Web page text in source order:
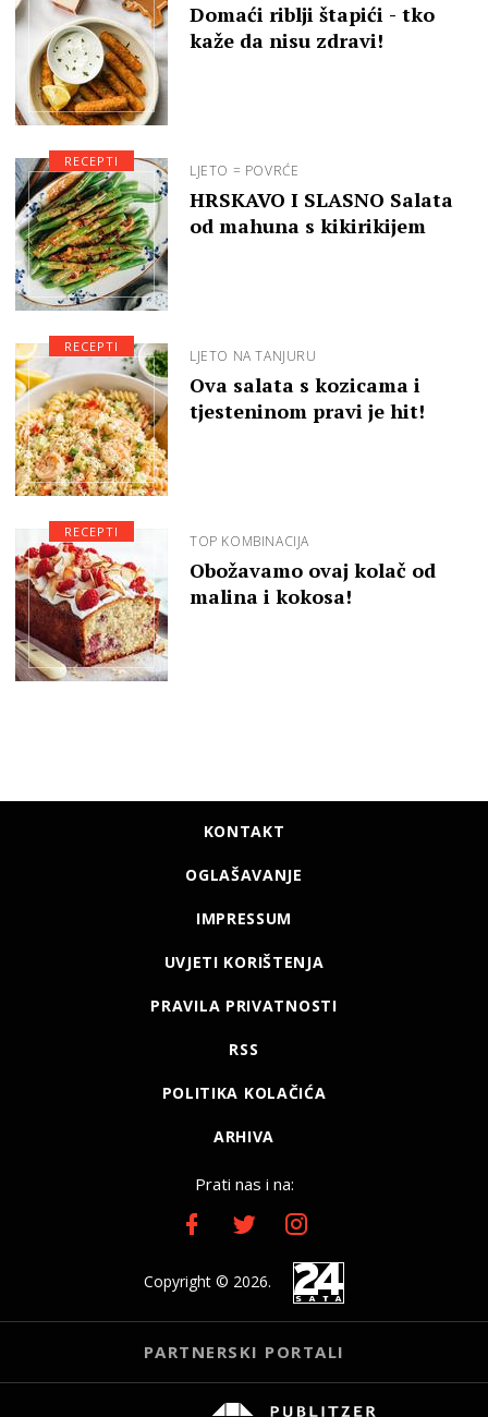
Domaći riblji štapići - tko
kaže da nisu zdravi!
LJETO = POVRĆE
HRSKAVO I SLASNO Salata
od mahuna s kikirikijem
RECEPTI
LJETO NA TANJURU
Ova salata s kozicama i
tjesteninom pravi je hit!
RECEPTI
TOP KOMBINACIJA
Obožavamo ovaj kolač od
malina i kokosa!
RECEPTI
KONTAKT
OGLAŠAVANJE
IMPRESSUM
UVJETI KORIŠTENJA
PRAVILA PRIVATNOSTI
RSS
POLITIKA KOLAČIĆA
ARHIVA
Prati nas i na:
Copyright © 2026.
PARTNERSKI PORTALI